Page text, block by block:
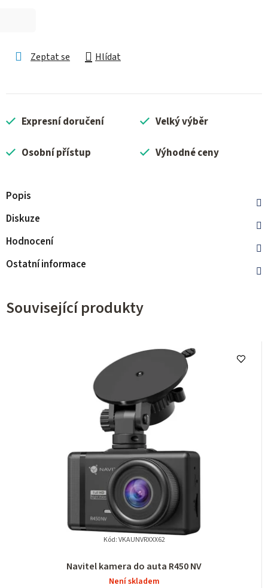
Zeptat se Hlídat
Expresní doručení Velký výběr
Osobní přístup Výhodné ceny
Popis
Diskuze
Hodnocení
Ostatní informace
Související produkty
Navitel kamera do auta R450 NV
Není skladem
Kód:VKAUNVRXXX62